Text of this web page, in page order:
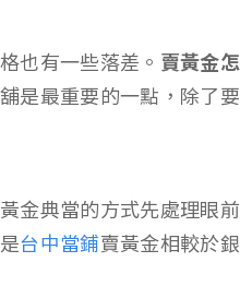
也有一些落差。 賣黃金怎
是最重要的一點，除了要
金典當的方式先處理眼前
台中當鋪賣黃金相較於銀